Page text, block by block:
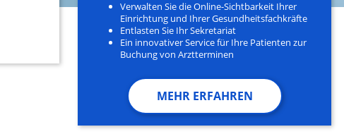
Verwalten Sie die Online-Sichtbarkeit Ihrer
Einrichtung und Ihrer Gesundheitsfachkräfte
Entlasten Sie Ihr Sekretariat
Ein innovativer Service für Ihre Patienten zur
Buchung von Arztterminen
MEHR ERFAHREN